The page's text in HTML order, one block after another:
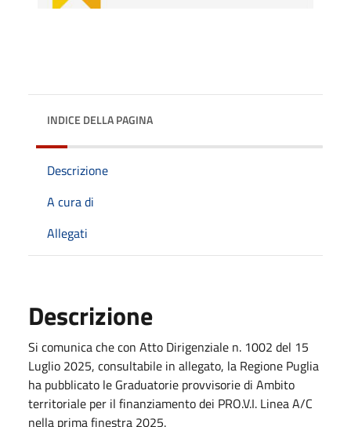
INDICE DELLA PAGINA
Descrizione
A cura di
Allegati
Descrizione
Si comunica che con Atto Dirigenziale n. 1002 del 15
Luglio 2025, consultabile in allegato, la Regione Puglia
ha pubblicato le Graduatorie provvisorie di Ambito
territoriale per il finanziamento dei PRO.V.I. Linea A/C
nella prima finestra 2025.